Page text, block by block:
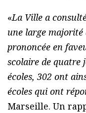
«La Ville a
une large majorité
prononcée en
scolaire de quatre
écoles, 302 ont
écoles qui ont
Marseille. Un